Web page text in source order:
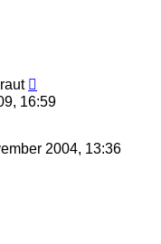
16:59
2004, 13:36